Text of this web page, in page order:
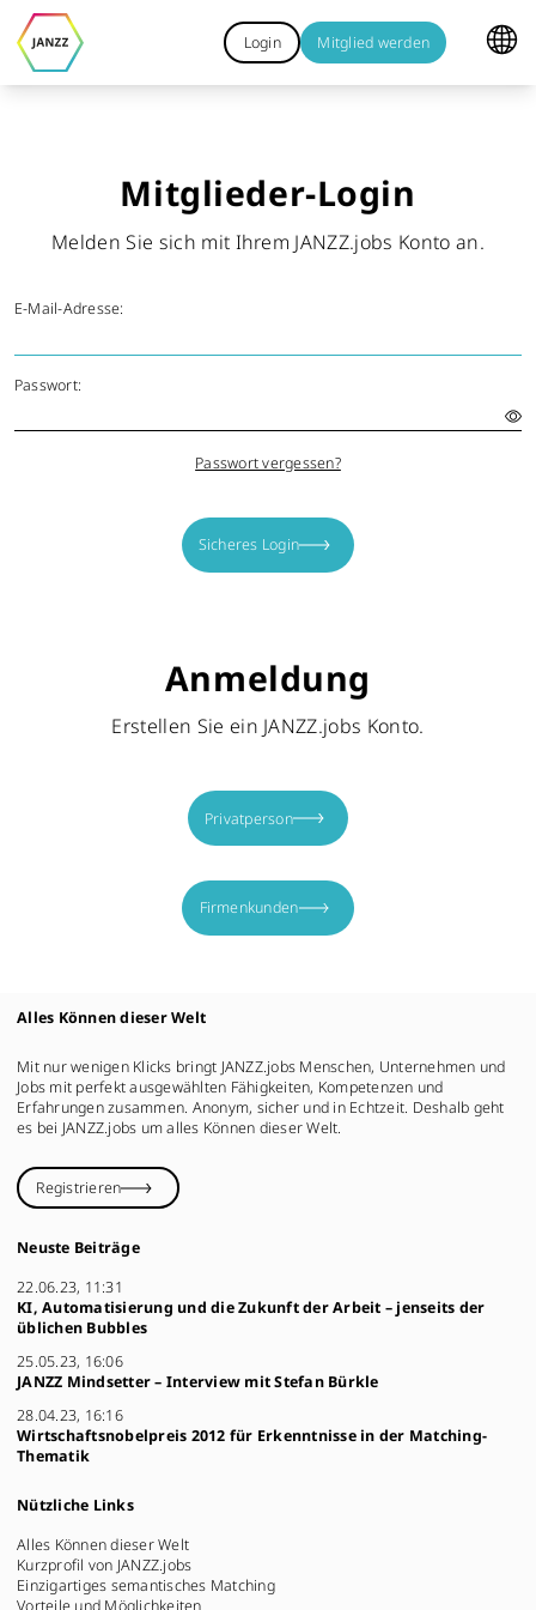
Login Mitglied werden
Mitglieder-Login
Melden Sie sich mit Ihrem JANZZ.jobs Konto an.
E-Mail-Adresse:
Passwort:
Passwort vergessen?
Sicheres Login
Anmeldung
Erstellen Sie ein JANZZ.jobs Konto.
Privatperson
Firmenkunden
Alles Können dieser Welt
Mit nur wenigen Klicks bringt JANZZ.jobs Menschen, Unternehmen und
Jobs mit perfekt ausgewählten Fähigkeiten, Kompetenzen und
Erfahrungen zusammen. Anonym, sicher und in Echtzeit. Deshalb geht
es bei JANZZ.jobs um alles Können dieser Welt.
Registrieren
Neuste Beiträge
22.06.23, 11:31
KI, Automatisierung und die Zukunft der Arbeit – jenseits der
üblichen Bubbles
25.05.23, 16:06
JANZZ Mindsetter – Interview mit Stefan Bürkle
28.04.23, 16:16
Wirtschaftsnobelpreis 2012 für Erkenntnisse in der Matching-
Thematik
Nützliche Links
Alles Können dieser Welt
Kurzprofil von JANZZ.jobs
Einzigartiges semantisches Matching
Vorteile und Möglichkeiten